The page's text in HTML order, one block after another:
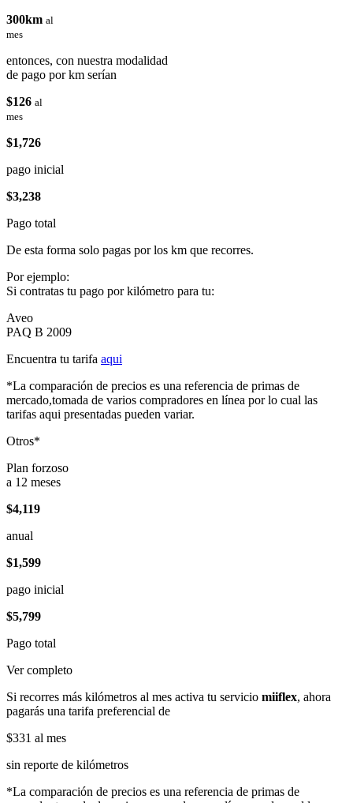
300km al
mes
entonces, con nuestra modalidad
de pago por km serían
$126 al
mes
$1,726
pago inicial
$3,238
Pago total
De esta forma solo pagas por los km que recorres.
Por ejemplo:
Si contratas tu pago por kilómetro para tu:
Aveo
PAQ B 2009
Encuentra tu tarifa aqui
*La comparación de precios es una referencia de primas de
mercado,tomada de varios compradores en línea por lo cual las
tarifas aqui presentadas pueden variar.
Otros*
Plan forzoso
a 12 meses
$4,119
anual
$1,599
pago inicial
$5,799
Pago total
Ver completo
Si recorres más kilómetros al mes activa tu servicio miiflex, ahora
pagarás una tarifa preferencial de
$331 al mes
sin reporte de kilómetros
*La comparación de precios es una referencia de primas de